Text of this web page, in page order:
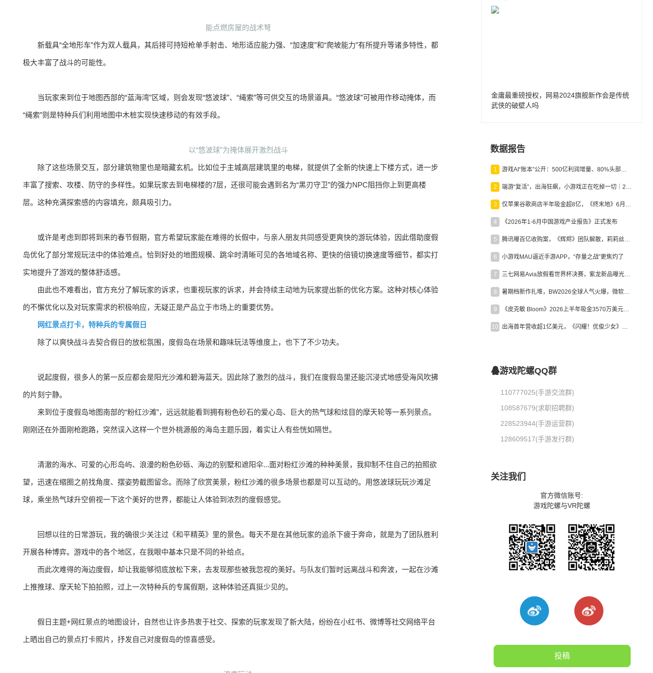
能点燃房屋的战术弩
新载具“全地形车”作为双人载具，其后排可持短枪单手射击、地形适应能力强、“加速度”和“爬坡能力”有所提升等诸多特性，都
极大丰富了战斗的可能性。
当玩家来到位于地图西部的“蓝海湾”区域，则会发现“悠波球”、“绳索”等可供交互的场景道具。“悠波球”可被用作移动掩体，而
“绳索”则是特种兵们利用地图中木桩实现快速移动的有效手段。
以“悠波球”为掩体展开激烈战斗
除了这些场景交互，部分建筑物里也是暗藏玄机。比如位于主城高层建筑里的电梯，就提供了全新的快速上下楼方式，进一步
丰富了搜索、攻楼、防守的多样性。如果玩家去到电梯楼的7层，还很可能会遇到名为“黑刃守卫”的强力NPC阻挡你上到更高楼
层。这种充满探索感的内容填充，颇具吸引力。
或许是考虑到即将到来的春节假期，官方希望玩家能在难得的长假中，与亲人朋友共同感受更爽快的游玩体验，因此借助度假
岛优化了部分常规玩法中的体验难点。恰到好处的地图规模、跳伞时清晰可见的各地域名称、更快的倍镜切换速度等细节，都实打
实地提升了游戏的整体舒适感。
由此也不难看出，官方充分了解玩家的诉求，也重视玩家的诉求，并会持续主动地为玩家提出新的优化方案。这种对核心体验
的不懈优化以及对玩家需求的积极响应，无疑正是产品立于市场上的重要优势。
网红景点打卡，特种兵的专属假日
除了以爽快战斗去契合假日的放松氛围，度假岛在场景和趣味玩法等维度上，也下了不少功夫。
说起度假，很多人的第一反应都会是阳光沙滩和碧海蓝天。因此除了激烈的战斗，我们在度假岛里还能沉浸式地感受海风吹拂
的片刻宁静。
来到位于度假岛地图南部的“粉红沙滩”，远远就能看到拥有粉色砂石的爱心岛、巨大的热气球和炫目的摩天轮等一系列景点。
刚刚还在外面刚枪跑路，突然误入这样一个世外桃源般的海岛主题乐园，着实让人有些恍如隔世。
清澈的海水、可爱的心形岛屿、浪漫的粉色砂砾、海边的别墅和遮阳伞...面对粉红沙滩的种种美景，我抑制不住自己的拍照欲
望，迅速在缩圈之前找角度、摆姿势截图留念。而除了欣赏美景，粉红沙滩的很多场景也都是可以互动的。用悠波球玩玩沙滩足
球，乘坐热气球升空俯视一下这个美好的世界，都能让人体验到浓烈的度假感觉。
回想以往的日常游玩，我的确很少关注过《和平精英》里的景色。每天不是在其他玩家的追杀下疲于奔命，就是为了团队胜利
开展各种博弈。游戏中的各个地区，在我眼中基本只是不同的补给点。
而此次难得的海边度假，却让我能够彻底放松下来，去发现那些被我忽视的美好。与队友们暂时远离战斗和奔波，一起在沙滩
上推推球、摩天轮下拍拍照，过上一次特种兵的专属假期，这种体验还真挺少见的。
假日主题+网红景点的地图设计，自然也让许多热衷于社交、探索的玩家发现了新大陆，纷纷在小红书、微博等社交网络平台
上晒出自己的景点打卡照片，抒发自己对度假岛的惊喜感受。
金庸最重磅授权，网易2024旗舰新作会是传统
武侠的破壁人吗
数据报告
1 游戏AI“账本”公开：500亿利润增量、80%头部入局，谁在闷声发财？
2 端游“复活”，出海狂飙，小游戏正在吃掉一切｜2026上半年产业报告
3 仅苹果谷歌商店半年吸金超8亿，《终末地》6月份收入显著回暖
4 《2026年1-6月中国游戏产业报告》正式发布
5 腾讯曝百亿收购案，《辉烬》团队解散，莉莉丝新作曝光｜陀螺周报
6 小游戏MAU逼近手游APP，“存量之战”更焦灼了
7 三七网易Avia放假看世界杯决赛，紫龙新品曝光，米哈游新作上线 | 陀螺周报
8 暑期档新作扎堆，BW2026全球人气火爆，微软XBOX大裁员|陀螺周报
9 《皮克敏 Bloom》2026上半年吸金3570万美元，中国台湾成最大市场
10 出海首年营收超1亿美元，《闪耀！优俊少女》美国市场占比达七成
游戏陀螺QQ群
110777025(手游交流群)
108587679(求职招聘群)
228523944(手游运营群)
128609517(手游发行群)
关注我们
官方微信账号:
游戏陀螺与VR陀螺
投稿